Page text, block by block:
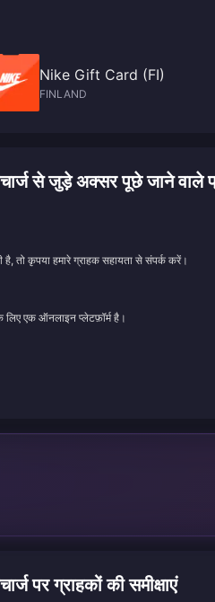
Nike Gift Card (FI)
FINLAND
से जुड़े अक्सर पूछे जाने वाले
है, तो कृपया हमारे ग्राहक सहायता से संपर्क करें।
एक ऑनलाइन प्लेटफ़ॉर्म है।
पर ग्राहकों की समीक्षाएं